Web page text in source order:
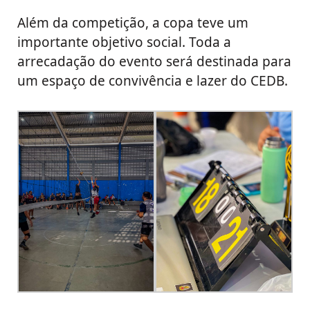
Além da competição, a copa teve um
importante objetivo social. Toda a
arrecadação do evento será destinada para
um espaço de convivência e lazer do CEDB.